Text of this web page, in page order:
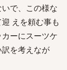
で、この様な
えを頼む事も
ーにスーツケ
を考えなが